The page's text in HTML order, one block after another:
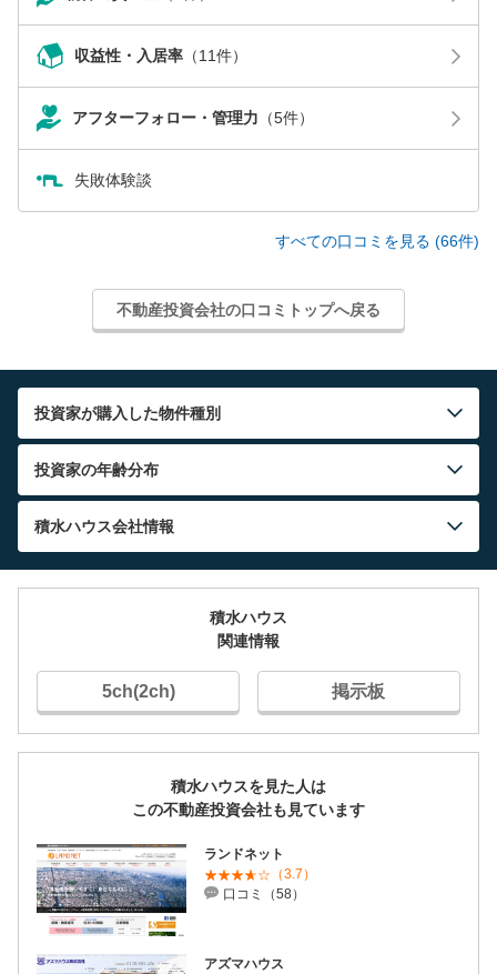
収益性・入居率 （11件）
アフターフォロー・管理力 （5件）
失敗体験談
すべての口コミを見る (66件)
不動産投資会社の口コミトップへ戻る
投資家が購入した物件種別
投資家の年齢分布
積水ハウス会社情報
積水ハウス
関連情報
5ch(2ch) 掲示板
積水ハウスを見た人は
この不動産投資会社も見ています
ランドネット
（3.7）
口コミ（58）
アズマハウス